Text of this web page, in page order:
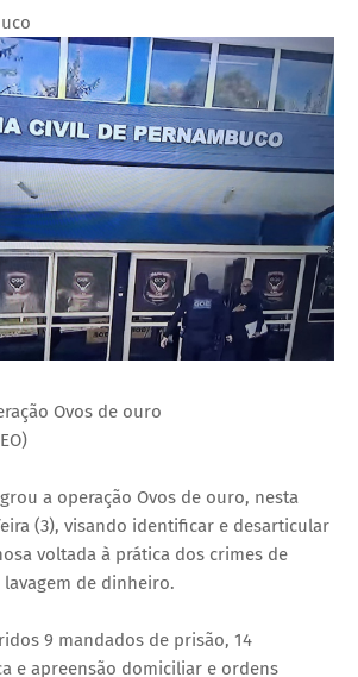
Ovos de ouro
a operação Ovos de ouro, nesta
(3), visando identificar e desarticular
voltada à prática dos crimes de
de dinheiro.
9 mandados de prisão, 14
e apreensão domiciliar e ordens